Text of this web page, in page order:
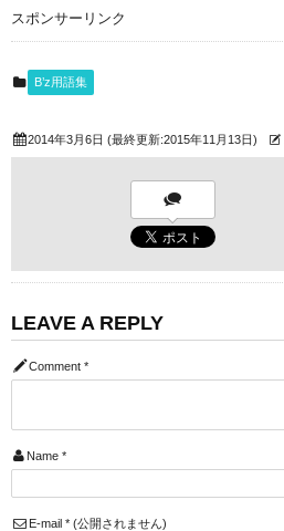
スポンサーリンク
B’z用語集
2014年3月6日 (最終更新:2015年11月13日)
LEAVE A REPLY
Comment *
Name *
E-mail *(公開されません)